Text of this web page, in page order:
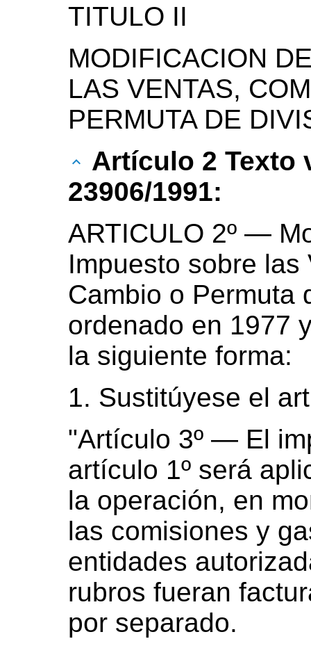
TITULO II
MODIFICACION
LAS VENTAS,
PERMUTA DE
Artículo 2 Texto
23906/1991:
ARTICULO 2º —
Impuesto sobre las
Cambio o Permuta
ordenado en 1977
la siguiente forma:
1. Sustitúyese el
"Artículo 3º — El
artículo 1º será
la operación, en
las comisiones y
entidades
rubros fueran
por separado.